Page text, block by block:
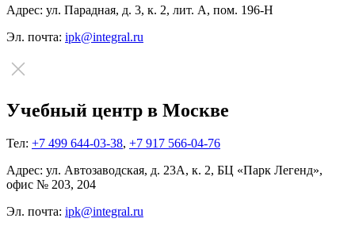
Адрес: ул. Парадная, д. 3, к. 2, лит. А, пом. 196-Н
Эл. почта: ipk@integral.ru
Учебный центр в Москве
Тел: +7 499 644-03-38, +7 917 566-04-76
Адрес: ул. Автозаводская, д. 23А, к. 2, БЦ «Парк Легенд»,
офис № 203, 204
Эл. почта: ipk@integral.ru